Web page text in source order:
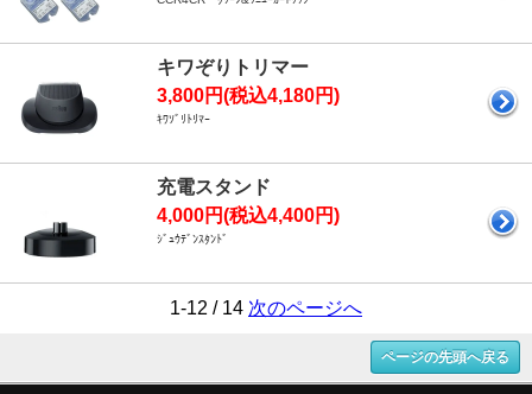
キワぞりトリマー
3,800円(税込4,180円)
ｷﾜｿﾞﾘﾄﾘﾏｰ
充電スタンド
4,000円(税込4,400円)
ｼﾞｭｳﾃﾞﾝｽﾀﾝﾄﾞ
1-12 / 14 次のページへ
ページの先頭へ戻る